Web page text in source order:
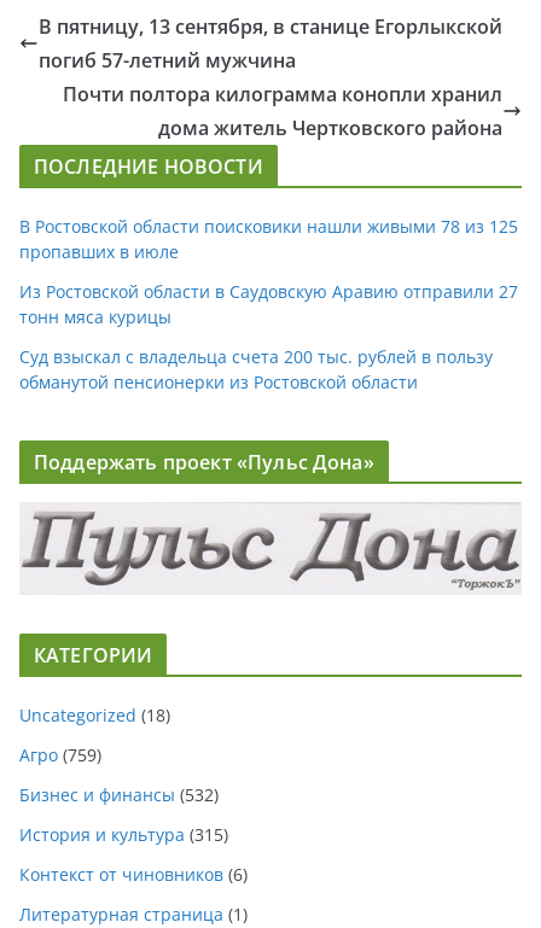
В пятницу, 13 сентября, в станице Егорлыкской
погиб 57-летний мужчина
Почти полтора килограмма конопли хранил
дома житель Чертковского района
ПОСЛЕДНИЕ НОВОСТИ
В Ростовской области поисковики нашли живыми 78 из 125
пропавших в июле
Из Ростовской области в Саудовскую Аравию отправили 27
тонн мяса курицы
Суд взыскал с владельца счета 200 тыс. рублей в пользу
обманутой пенсионерки из Ростовской области
Поддержать проект «Пульс Дона»
КАТЕГОРИИ
Uncategorized (18)
Агро (759)
Бизнес и финансы (532)
История и культура (315)
Контекст от чиновников (6)
Литературная страница (1)